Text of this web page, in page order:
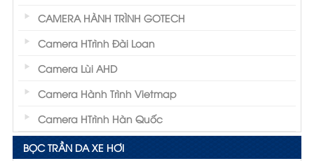
CAMERA HÀNH TRÌNH GOTECH
Camera HTrình Đài Loan
Camera Lùi AHD
Camera Hành Trình Vietmap
Camera HTrình Hàn Quốc
BỌC TRẦN DA XE HƠI